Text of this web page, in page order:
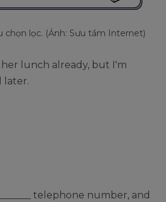
chọn lọc. (Ảnh: Sưu tầm Internet)
her lunch already, but I'm
later.
telephone number, and